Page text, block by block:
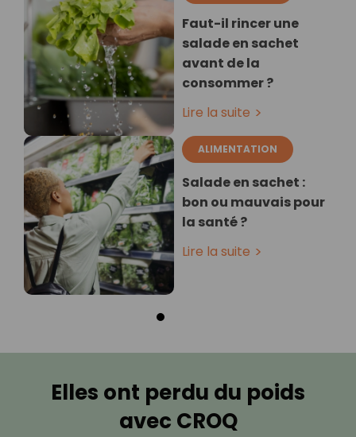
Faut-il rincer une
salade en sachet
avant de la
consommer ?
Lire la suite
ALIMENTATION
Salade en sachet :
bon ou mauvais pour
la santé ?
Lire la suite
Elles ont perdu du poids
avec CROQ